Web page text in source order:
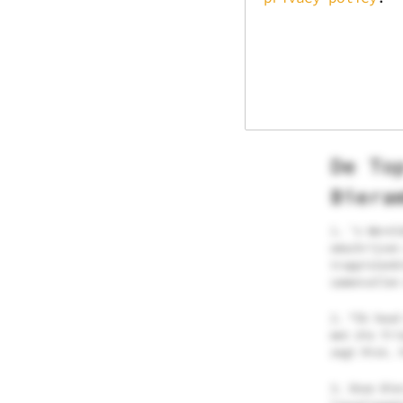
eten en
lichaam
De
1. ’s
2. “Ik
met die
zegt Rick.
3. Onze